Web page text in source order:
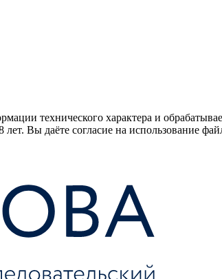
технического характера и
Вы даёте согласие на использование